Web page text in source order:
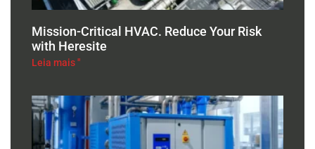
Mission-Critical HVAC. Reduce Your Risk
with Heresite
Leia mais "